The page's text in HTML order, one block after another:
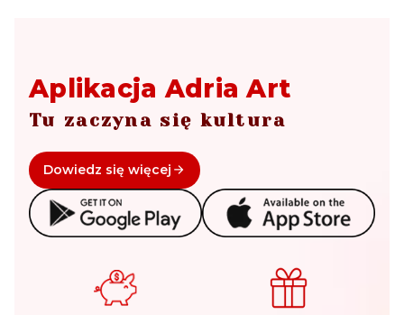
Aplikacja Adria Art
Tu zaczyna się kultura
Dowiedz się więcej